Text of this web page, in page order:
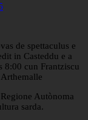
de spettaculus e
in Casteddu e a
8:00 cun Frantziscu
Autònoma
sarda.